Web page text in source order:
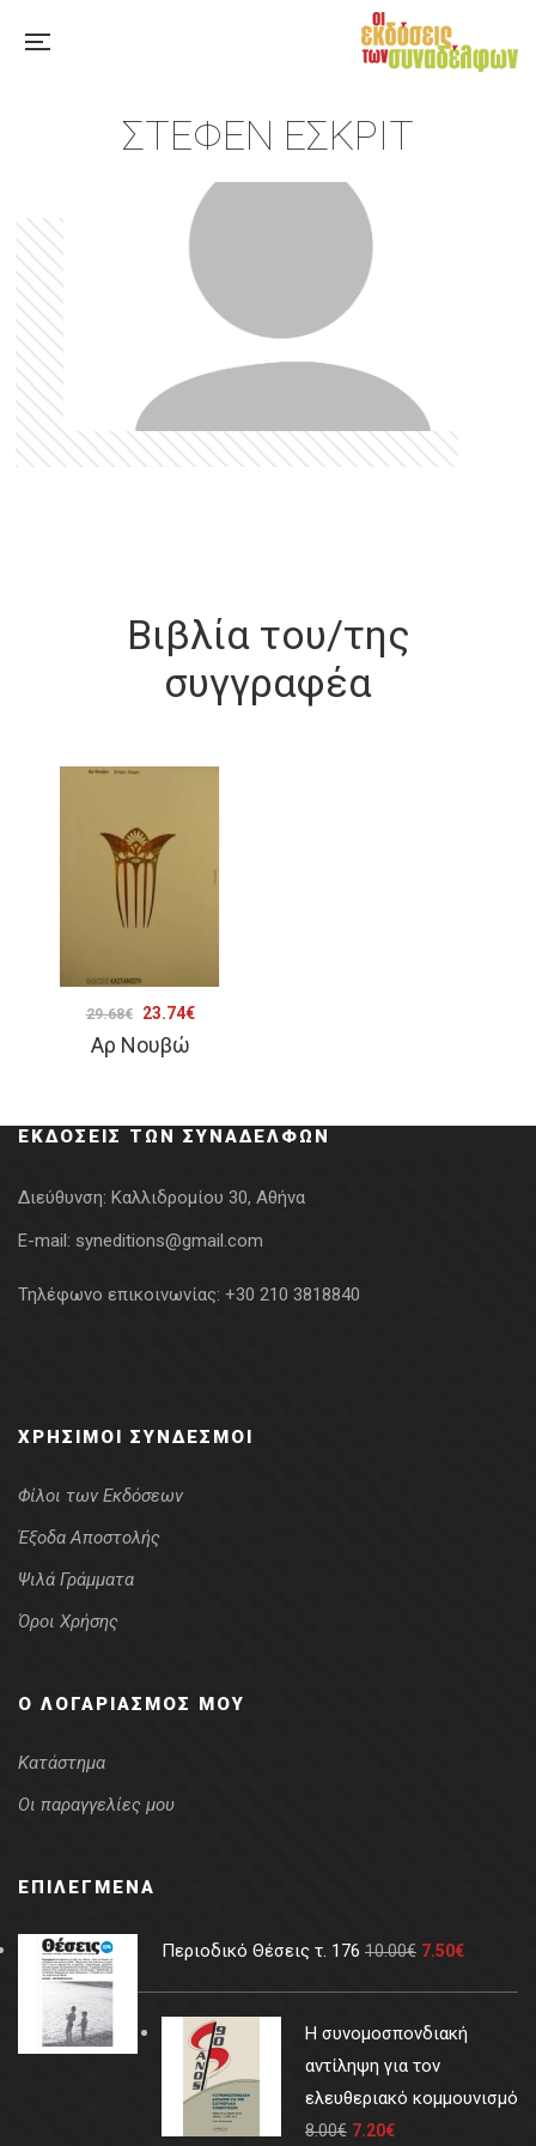
ΣΤΈΦΕΝ ΈΣΚΡΙΤ
Βιβλία του/της
συγγραφέα
Αρ Νουβώ
29.68€
Original
price
23.74€Η
23.74€.
ΕΚΔΌΣΕΙΣ ΤΩΝ ΣΥΝΑΔΈΛΦΩΝ
Διεύθυνση: Καλλιδρομίου 30, Αθήνα
E-mail: syneditions@gmail.com
Τηλέφωνο επικοινωνίας: +30 210 3818840
ΧΡΉΣΙΜΟΙ ΣΎΝΔΕΣΜΟΙ
Φίλοι των Εκδόσεων
Έξοδα Αποστολής
Ψιλά Γράμματα
Όροι Χρήσης
Ο ΛΟΓΑΡΙΑΣΜΌΣ ΜΟΥ
Κατάστημα
Οι παραγγελίες μου
ΕΠΙΛΕΓΜΈΝΑ
Περιοδικό Θέσεις τ. 176 10.00€ 7.50€
Η συνομοσπονδιακή
αντίληψη για τον
ελευθεριακό κομμουνισμό
8.00€ 7.20€